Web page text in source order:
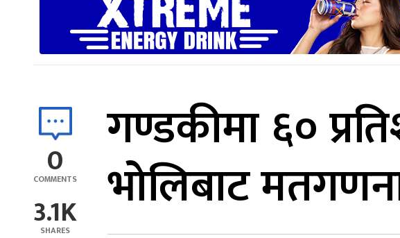
0
COMMENTS
3.1K
SHARES
गण्डकीमा ६०
भोलिबाट